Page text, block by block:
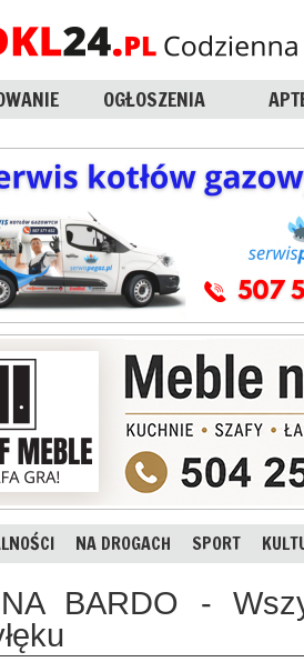
OGŁOSZENIA
NA DROGACH SPORT
BARDO -